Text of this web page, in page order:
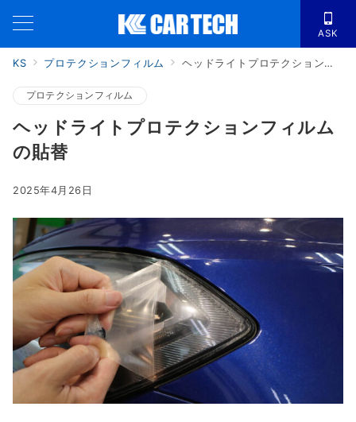
ASK
KS プロテクションフィルム ヘッドライトプロテクションフィルムの貼替
プロテクションフィルム
ヘッドライトプロテクションフィルム
の貼替
2025年4月26日